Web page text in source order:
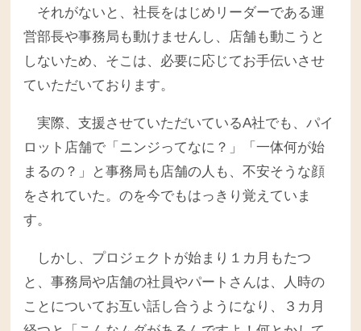
それがないと、社長をはじめリーダーである運
営部長や事務局も動けませんし、店舗も動こうと
しないため、そこは、必要に応じてお手伝いさせ
ていただいております。
実際、支援させていただいているA社でも、パイ
ロット店舗で「ニンジってなに？」「一体何が始
まるの？」と事務局も店舗の人も、不安そうな顔
をされていた。のを今でもはっきり覚えていま
す。
しかし、プロジェクトが始まり１カ月もたつ
と、事務局や店舗の社員やパートさんは、人時の
ことについてお互い話し合うようになり、３カ月